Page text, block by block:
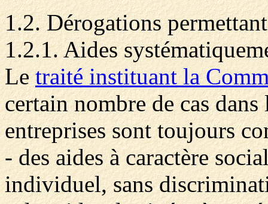
1.2. Dérogations
1.2.1. Aides
Letraité instituant la
certain nombre de cas
entreprises sont toujours
- des aides à caractère
individuel, sans